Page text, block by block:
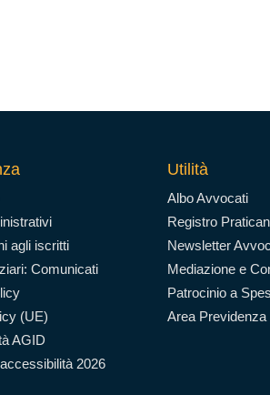
agli iscritti
Comunicati
(UE)
AGID
2026
Utilità
Albo Avvocati
Registro
Newsletter
Mediazione e
Patrocinio a
Area Previdenza